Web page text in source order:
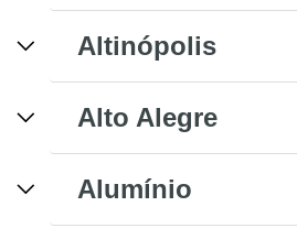
Altinópolis
Alto Alegre
Alumínio